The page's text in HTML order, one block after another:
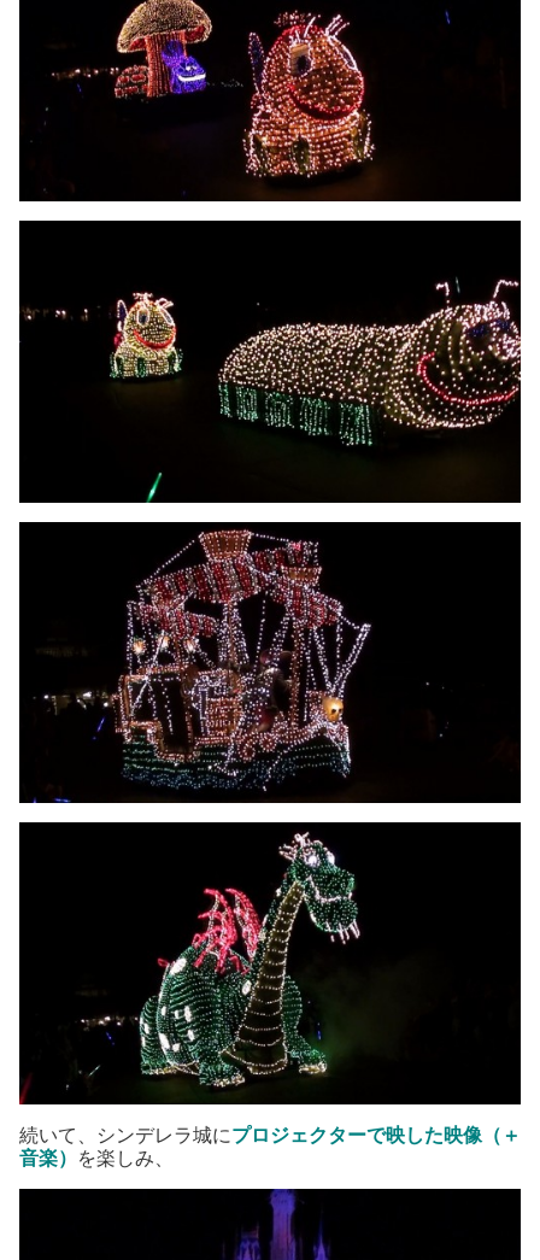
続いて、シンデレラ城にプロジェクターで映した映像（＋
音楽）
を楽しみ、